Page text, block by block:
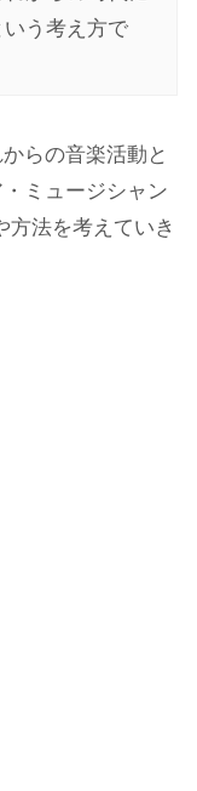
う考え方で
らの音楽活動と
ミュージシャン
方法を考えていき